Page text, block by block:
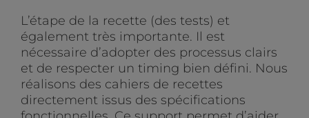
L’étape de la recette (des tests) et
également très importante. Il est
nécessaire d’adopter des processus clairs
et de respecter un timing bien défini. Nous
réalisons des cahiers de recettes
directement issus des spécifications